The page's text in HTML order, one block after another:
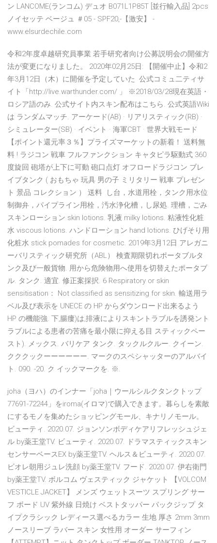
ン LANCOME(ランコム) デュオ B071L1P85T [並行輸入品] 2pcs
ノイセッテ ベージュ ＃05 - SPF20,-【激安】 -
www.elsurdechile.com
令和2年度卓越研究員事業 若手研究者向け公募説明会の開催方
法が変更になりました。 2020年02月25日: 【開催中止】令和2
年3月12日（木）に開催を予定していた 公式コミュ二ティサ
イト「http://live.warthunder.com/ 」 ※2018/03/28現在英語・
ロシア語のみ. 公式サイト内スキン配布はこちら. 公式英語Wiki
は ランダムマッチ. アーケード(AB) · リアリスティック(RB) ·
シミュレーター(SB) · イベント · 海軍CBT · 世界大戦モード
【ポイント還元率３％】プライズマーケットの新着！ 送料無
料 ! ラジコン 戦車 フルファンクション キャタピラ駆動式 360
度旋回 砲塔が上下に可動 砲口点灯 オフロードラジコン ブレ
イブタンク ( おもちゃ 玩具 男の子 ミリタリー 戦車 プレゼン
ト 景品 コレクション ） 送料 し台，水道用栓，タンク用水位
制御弁，パイプライン用栓，汚水浄化槽，し尿処. 理槽，ごみ
スキンローション skin lotions. 乳液 milky lotions. 粘液性化粧
水 viscous lotions. ハンドローション hand lotions. ひげそり用
化粧水 stick pomades for cosmetic. 2019年3月12日 アレガニ
ーバリスティック研究所（ABL） 検査期限切れポータブルタ
ンク及び一般貨物. 用から危険物用へ使用を切替えたポータブ
ル. タンク. 適宜. 修正案採択. 6 Respiratory or skin
sensitisation： Not classified as sensitizing for skin. 輸送用ラ
ベル及び表示を UNECE の HP からダウンロード出来るよう
HP の機能強. 下,腸瘻)は,排液によりスキントラブルを誘発ント
ラブルによる患者の苦痛を最小限に抑える目 スティックペー
スト). メックス. バリケア タンク. タックルクルー. クイーン.
クククックーーーーーー. マークのスペシャッターのアルバイ
ト. 090. -20. ク イックマークを. ※.
joha（ヨハ）のインナー「joha｜ウールシルクタンクトップ
77691-72244」をiroma(イロマ)で購入できます。暮らしを素敵
にするモノを集めたショッピングモール、キナリノモール。
ビューティ. 2020.07. ジョンソンボディケアリフレッシュジェ
ル by薬王堂TV. ビューティ. 2020.07. ドラマスティックスキン
センサーベースEX by薬王堂TV. ヘルス＆ビューティ. 2020.07.
ビオレ朝用ジュレ洗顔 by薬王堂TV. フード. 2020.07. 伊右衛門
by薬王堂TV. ボルコム ヴェスティック ジャケット 【VOLCOM
VESTICLE JACKET】 メンズ ウェットスーツ スプリング サー
フ ボード UV 紫外線 日焼け ベストタッパー バックジップ タ
イプクラシック レディース選べるカラー 生地 厚さ 2mm 3mm
ノースリーブ ラバー スキン 女性用 オーダー サーフィン